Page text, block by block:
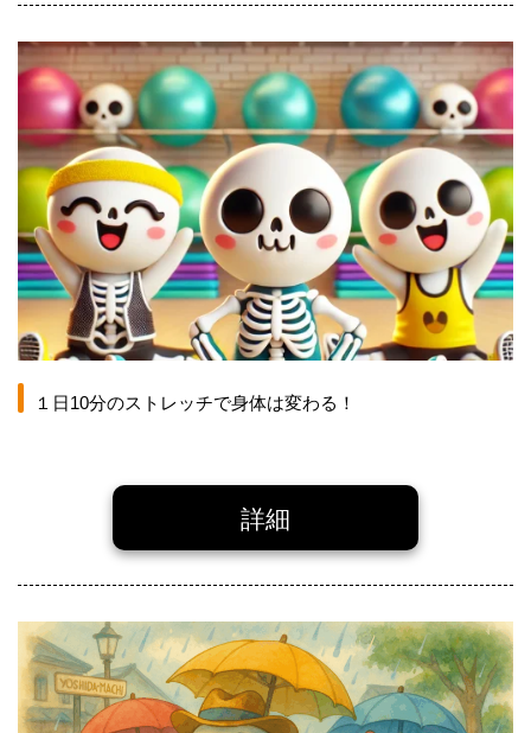
１日10分のストレッチで身体は変わる！
詳細